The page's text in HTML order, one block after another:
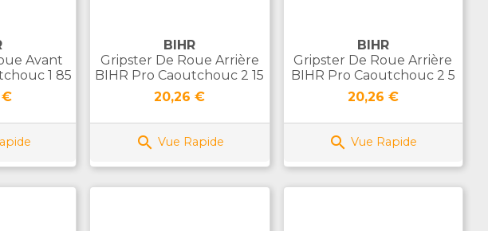
Avant
1 85
€
BIHR
Gripster De Roue Arrière
BIHR Pro Caoutchouc 2 15
Prix
20,26 €
 Vue Rapide
BIHR
Gripster De Roue Arrière
BIHR Pro Caoutchouc 2 5
Prix
20,26 €
 Vue Rapide